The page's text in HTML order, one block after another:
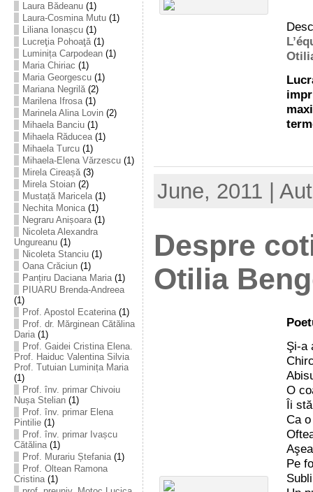
Laura Bădeanu(1)
Laura-Cosmina Mutu(1)
Liliana Ionașcu(1)
Lucreţia Pohoaţă(1)
Luminița Carpodean(1)
Maria Chiriac (1)
Maria Georgescu(1)
Mariana Negrilă(2)
Marilena Ifrosa(1)
Marinela Alina Lovin(2)
Mihaela Banciu(1)
Mihaela Răducea(1)
Mihaela Turcu(1)
Mihaela-Elena Vărzescu(1)
Mirela Cireașă(3)
Mirela Stoian(2)
Mustață Maricela(1)
Nechita Monica(1)
Negraru Anișoara(1)
Nicoleta Alexandra
Ungureanu(1)
Nicoleta Stanciu(1)
Oana Crăciun(1)
Panțiru Daciana Maria(1)
PIUARU Brenda-Andreea
(1)
Prof. Apostol Ecaterina(1)
Prof. dr. Mărginean Cătălina
Daria(1)
Prof. Gaidei Cristina Elena.
Prof. Haiduc Valentina Silvia
Prof. Tutuian Luminița Maria
(1)
Prof. înv. primar Chivoiu
Nușa Stelian(1)
Prof. înv. primar Elena
Pintilie(1)
Prof. înv. primar Ivașcu
Cătălina(1)
Prof. Murariu Ștefania(1)
Prof. Oltean Ramona
Cristina(1)
June, 2011 |
Despre
Otilia
Şi-a
O
Îi
Ca
Pe